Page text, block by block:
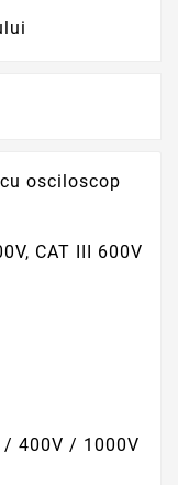
osciloscop
CAT III 600V
/ 400V / 1000V